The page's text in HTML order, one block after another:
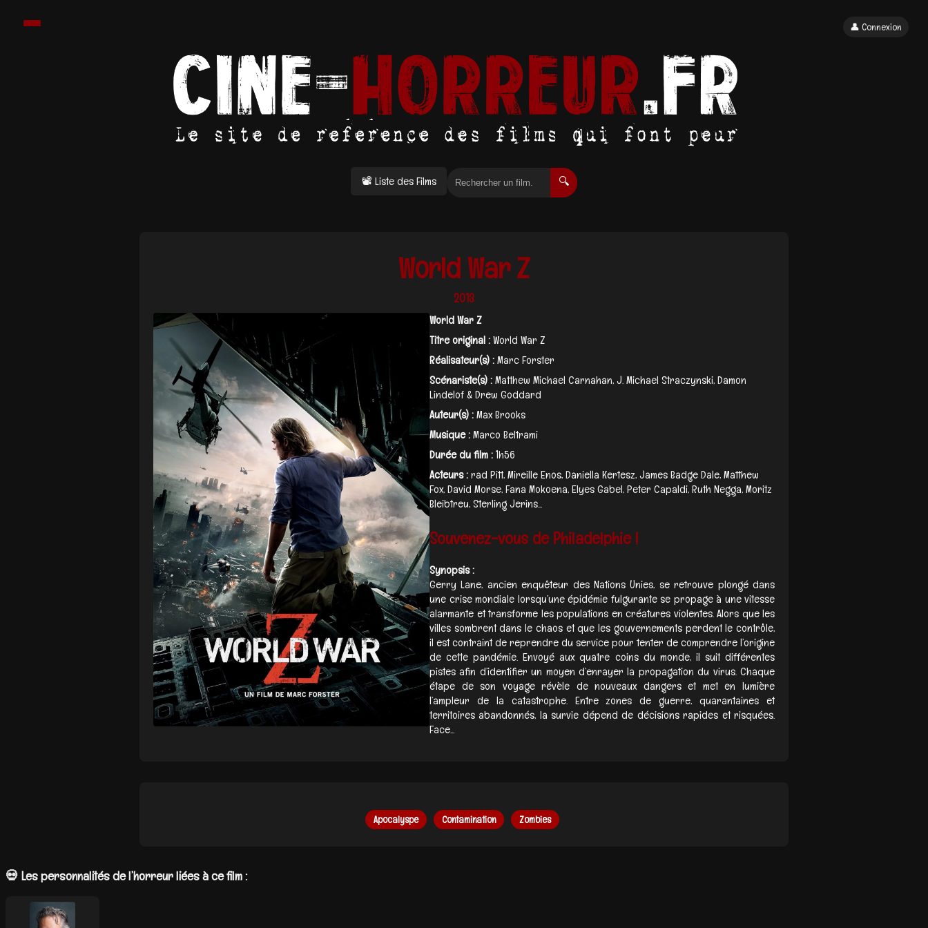
📽 Liste des Films 🔍
👤 Connexion
World War Z
2013
World War Z
Titre original :World War Z
Réalisateur(s) :Marc Forster
Scénariste(s) :Matthew Michael Carnahan, J. Michael Straczynski, Damon
Lindelof & Drew Goddard
Auteur(s) :Max Brooks
Musique :Marco Beltrami
Durée du film :1h56
Acteurs :rad Pitt, Mireille Enos, Daniella Kertesz, James Badge Dale, Matthew
Fox, David Morse, Fana Mokoena, Elyes Gabel, Peter Capaldi, Ruth Negga, Moritz
Bleibtreu, Sterling Jerins...
Souvenez-vous de Philadelphie !
Synopsis :
Gerry Lane, ancien enquêteur des Nations Unies, se retrouve plongé dans
une crise mondiale lorsqu’une épidémie fulgurante se propage à une vitesse
alarmante et transforme les populations en créatures violentes. Alors que les
villes sombrent dans le chaos et que les gouvernements perdent le contrôle,
il est contraint de reprendre du service pour tenter de comprendre l’origine
de cette pandémie. Envoyé aux quatre coins du monde, il suit différentes
pistes afin d’identifier un moyen d’enrayer la propagation du virus. Chaque
étape de son voyage révèle de nouveaux dangers et met en lumière
l’ampleur de la catastrophe. Entre zones de guerre, quarantaines et
territoires abandonnés, la survie dépend de décisions rapides et risquées.
Face...
Apocalyspe Contamination Zombies
💀 Les personnalités de l’horreur liées à ce film :